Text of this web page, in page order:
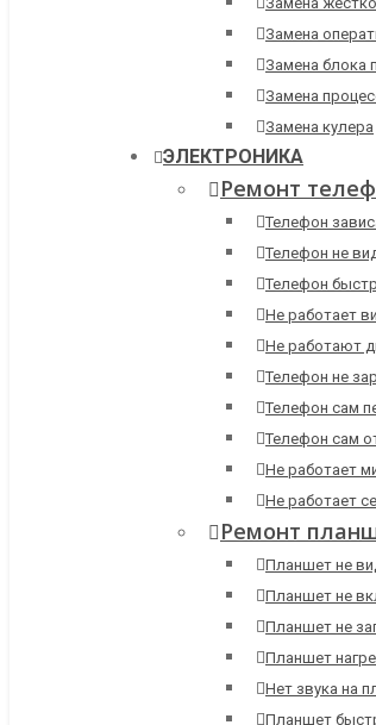
Замена
Замена блока
Замена
Замена кулера
ЭЛЕКТРОНИКА
Ремонт
Телефон
Телефон не
Телефон
Не работает
Не работают
Телефон не
Телефон сам
Телефон сам
Не работает
Не работает
Ремонт
Планшет не
Планшет не
Планшет не
Планшет
Нет звука на
Планшет